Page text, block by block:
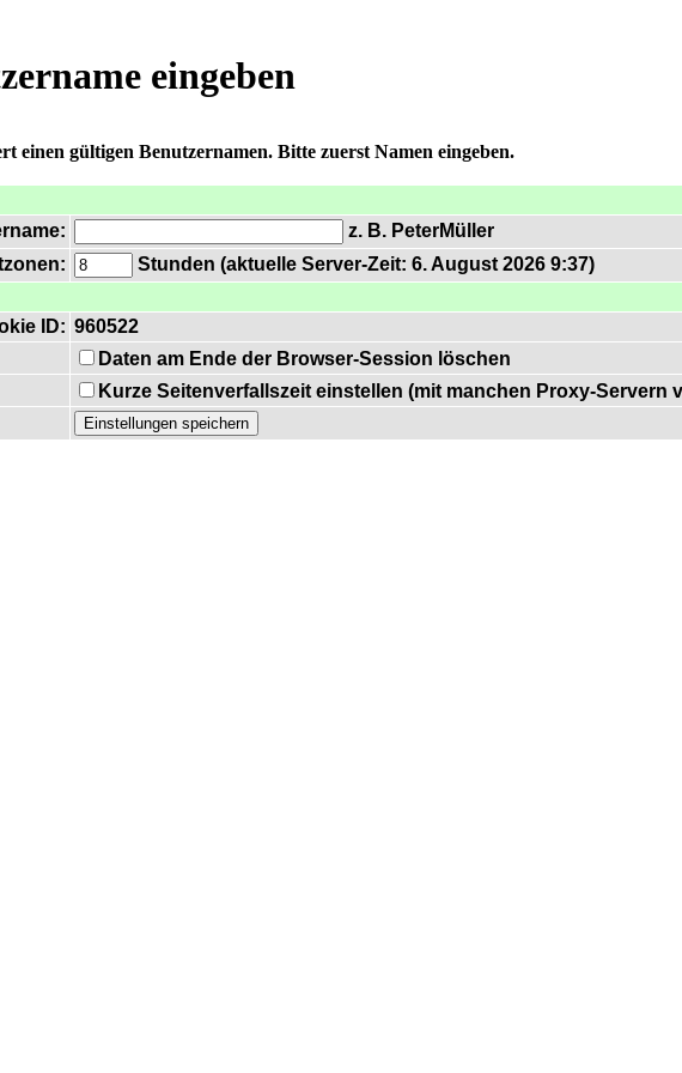
eingeben
einen gültigen Benutzernamen. Bitte zuerst Namen eingeben.
z. B. PeterMüller
Stunden (aktuelle Server-Zeit: 6. August 2026 9:37)
ID: 960522
Daten am Ende der Browser-Session löschen
Kurze Seitenverfallszeit einstellen (mit manchen Proxy-Servern